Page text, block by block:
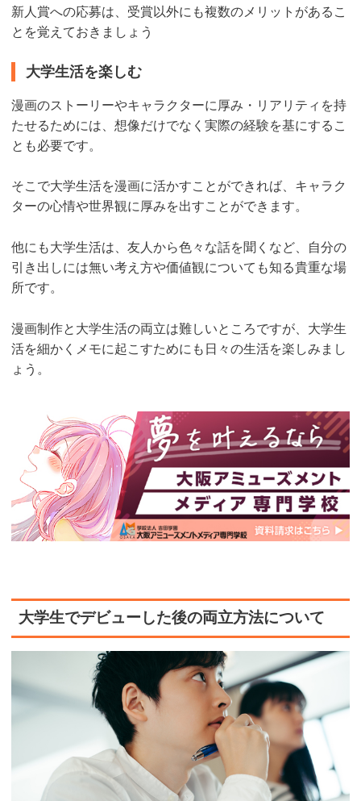
新人賞への応募は、受賞以外にも複数のメリットがあるこ
とを覚えておきましょう
大学生活を楽しむ
漫画のストーリーやキャラクターに厚み・リアリティを持
たせるためには、想像だけでなく実際の経験を基にするこ
とも必要です。
そこで大学生活を漫画に活かすことができれば、キャラク
ターの心情や世界観に厚みを出すことができます。
他にも大学生活は、友人から色々な話を聞くなど、自分の
引き出しには無い考え方や価値観についても知る貴重な場
所です。
漫画制作と大学生活の両立は難しいところですが、大学生
活を細かくメモに起こすためにも日々の生活を楽しみまし
ょう。
大学生でデビューした後の両立方法について